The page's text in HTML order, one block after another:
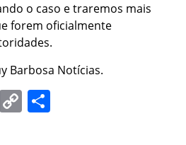
o caso e traremos mais
forem oficialmente
Barbosa Notícias.
Telegram
Copy